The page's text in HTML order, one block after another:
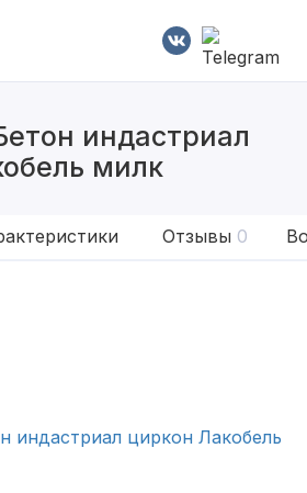
индастриал
милк
Отзывы 0